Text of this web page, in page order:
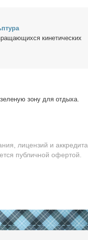
ки­не­ти­че­ских
зо­ну для от­ды­ха.
лицензий и
публичной офертой.